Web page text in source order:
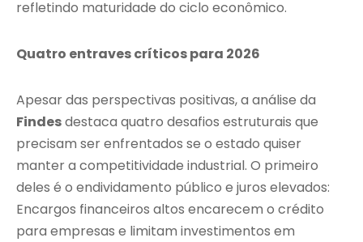
refletindo maturidade do ciclo econômico.
Quatro entraves críticos para 2026
Apesar das perspectivas positivas, a análise da
Findesdestaca quatro desafios estruturais que
precisam ser enfrentados se o estado quiser
manter a competitividade industrial. O primeiro
deles é o endividamento público e juros elevados:
Encargos financeiros altos encarecem o crédito
para empresas e limitam investimentos em